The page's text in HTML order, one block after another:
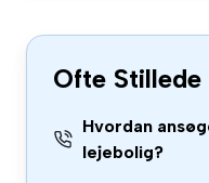
Ofte Stillede
Hvordan
lejebolig?